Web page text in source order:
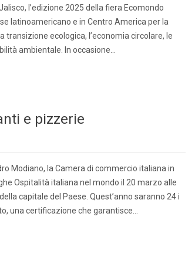
l’edizione 2025 della fiera Ecomondo
latinoamericano e in Centro America per la
transizione ecologica, l’economia circolare, le
ambientale. In occasione…
e pizzerie
Modiano, la Camera di commercio italiana in
Ospitalità italiana nel mondo il 20 marzo alle
capitale del Paese. Quest’anno saranno 24 i
una certificazione che garantisce…